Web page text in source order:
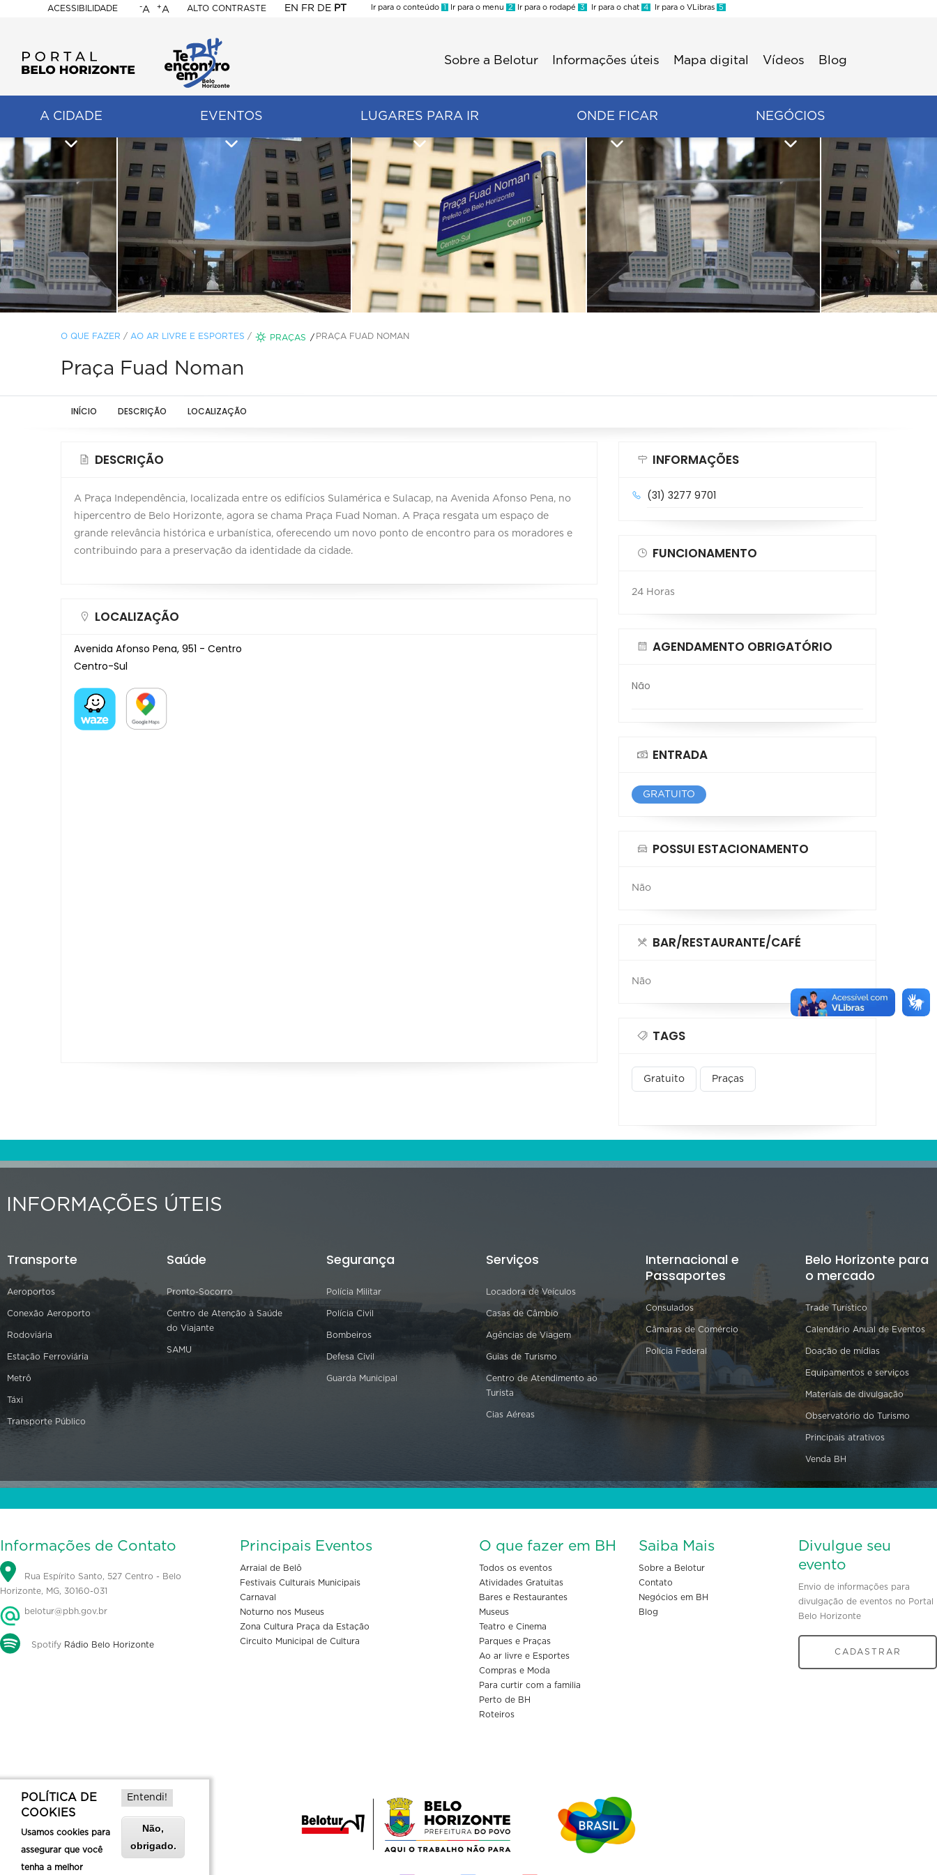
ACESSIBILIDADE
BELO
HORIZONTE
-A +A ALTO CONTRASTE EN FR DE PT
Ir para o conteúdo 1 Ir para o menu 2 Ir para o rodapé 3 Ir para o chat 4 Ir para o VLibras 5
Sobre a Belotur Informações úteis Mapa digital Vídeos Blog
A CIDADE EVENTOS LUGARES PARA IR ONDE FICAR NEGÓCIOS
O QUE FAZER / AO AR LIVRE E ESPORTES / PRAÇAS PRAÇA FUAD NOMAN
Praça Fuad Noman
INÍCIO DESCRIÇÃO LOCALIZAÇÃO
DESCRIÇÃO
A Praça Independência, localizada entre os edifícios Sulamérica e Sulacap, na Avenida Afonso Pena, no
hipercentro de Belo Horizonte, agora se chama Praça Fuad Noman. A Praça resgata um espaço de
grande relevância histórica e urbanística, oferecendo um novo ponto de encontro para os moradores e
contribuindo para a preservação da identidade da cidade.
LOCALIZAÇÃO
Avenida Afonso Pena, 951 - Centro
Centro-Sul
INFORMAÇÕES
(31) 3277 9701
FUNCIONAMENTO
24 Horas
AGENDAMENTO OBRIGATÓRIO
Não
ENTRADA
GRATUITO
POSSUI ESTACIONAMENTO
Não
BAR/RESTAURANTE/CAFÉ
Não
TAGS
Gratuito Praças
INFORMAÇÕES ÚTEIS
Transporte
Aeroportos
Conexão Aeroporto
Rodoviária
Estação Ferroviária
Metrô
Táxi
Transporte Público
Saúde
Pronto-Socorro
Centro de Atenção à Saúde
do Viajante
SAMU
Segurança
Polícia Militar
Polícia Civil
Bombeiros
Defesa Civil
Guarda Municipal
Serviços
Locadora de Veículos
Casas de Câmbio
Agências de Viagem
Guias de Turismo
Centro de Atendimento ao
Turista
Cias Aéreas
Internacional e
Passaportes
Consulados
Câmaras de Comércio
Polícia Federal
Belo Horizonte para
o mercado
Trade Turístico
Calendário Anual de Eventos
Doação de mídias
Equipamentos e serviços
Materiais de divulgação
Observatório do Turismo
Principais atrativos
Venda BH
Informações de Contato
Rua Espírito Santo, 527 Centro - Belo
Horizonte, MG, 30160-031
belotur@pbh.gov.br
Spotify Rádio Belo Horizonte
Principais Eventos
Arraial de Belô
Festivais Culturais Municipais
Carnaval
Noturno nos Museus
Zona Cultura Praça da Estação
Circuito Municipal de Cultura
O que fazer em BH
Todos os eventos
Atividades Gratuitas
Bares e Restaurantes
Museus
Teatro e Cinema
Parques e Praças
Ao ar livre e Esportes
Compras e Moda
Para curtir com a familia
Perto de BH
Roteiros
Saiba Mais
Sobre a Belotur
Contato
Negócios em BH
Blog
Divulgue seu
evento
Envio de informações para
divulgação de eventos no Portal
Belo Horizonte
CADASTRAR
POLÍTICA DE
COOKIES
Usamos cookies para
assegurar que você
tenha a melhor
Entendi!
Não,
obrigado.